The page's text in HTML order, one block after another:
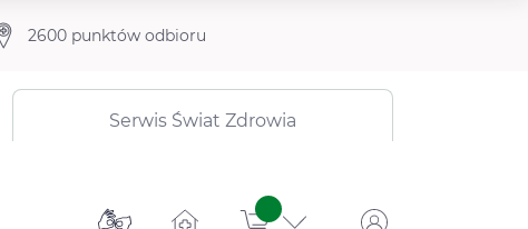
2600 punktów odbioru
Serwis Świat Zdrowia
sztuk